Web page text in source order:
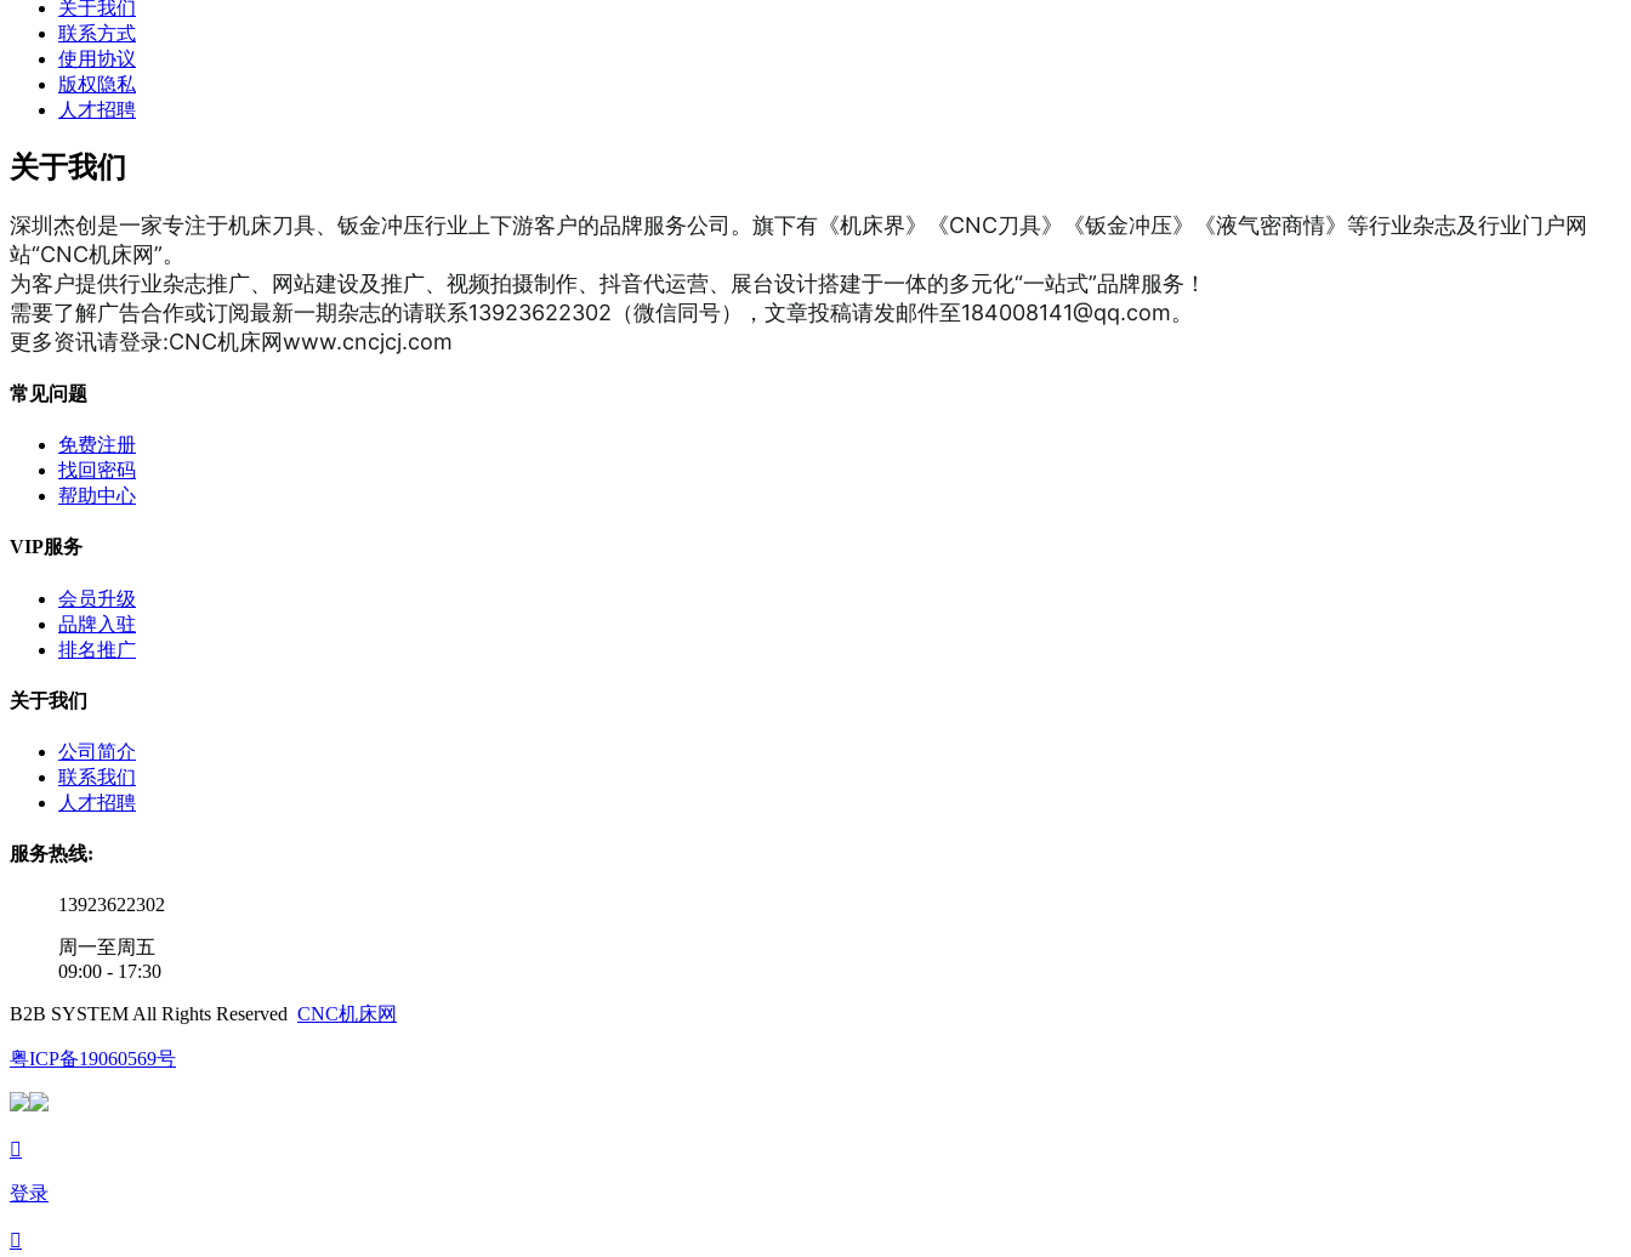
关于我们
联系方式
使用协议
版权隐私
人才招聘
关于我们
深圳杰创是一家专注于机床刀具、钣金冲压行业上下游客户的品牌服务公司。旗下有《机床界》《CNC刀具》《钣金冲压》《液气密商情》等行业杂志及行业门户网
站“CNC机床网”。
为客户提供行业杂志推广、网站建设及推广、视频拍摄制作、抖音代运营、展台设计搭建于一体的多元化“一站式”品牌服务！
需要了解广告合作或订阅最新一期杂志的请联系13923622302（微信同号），文章投稿请发邮件至184008141@qq.com。
更多资讯请登录:CNC机床网www.cncjcj.com
常见问题
免费注册
找回密码
帮助中心
VIP服务
会员升级
品牌入驻
排名推广
关于我们
公司简介
联系我们
人才招聘
服务热线:
13923622302
周一至周五
09:00 - 17:30
B2B SYSTEM All Rights Reserved CNC机床网
粤ICP备19060569号

登录
